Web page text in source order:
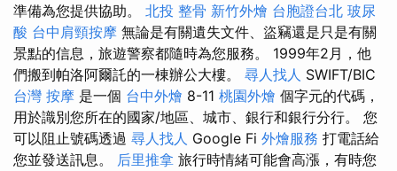
準備為您提供協助。 北投 整骨 新竹外燴 台胞證台北 玻尿
酸 台中肩頸按摩 無論是有關遺失文件、盜竊還是只是有關
景點的信息，旅遊警察都隨時為您服務。 1999年2月，他
們搬到帕洛阿爾託的一棟辦公大樓。 尋人找人 SWIFT/BIC
台灣 按摩 是一個 台中外燴 8-11 桃園外燴 個字元的代碼，
用於識別您所在的國家/地區、城市、銀行和銀行分行。 您
可以阻止號碼透過 尋人找人 Google Fi 外燴服務 打電話給
您並發送訊息。 后里推拿 旅行時情緒可能會高漲，有時您